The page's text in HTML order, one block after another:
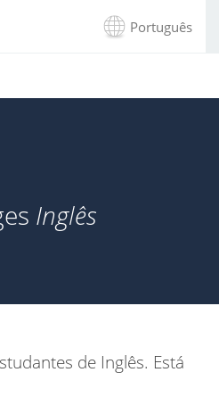
Português
Inglês
de Inglês. Está